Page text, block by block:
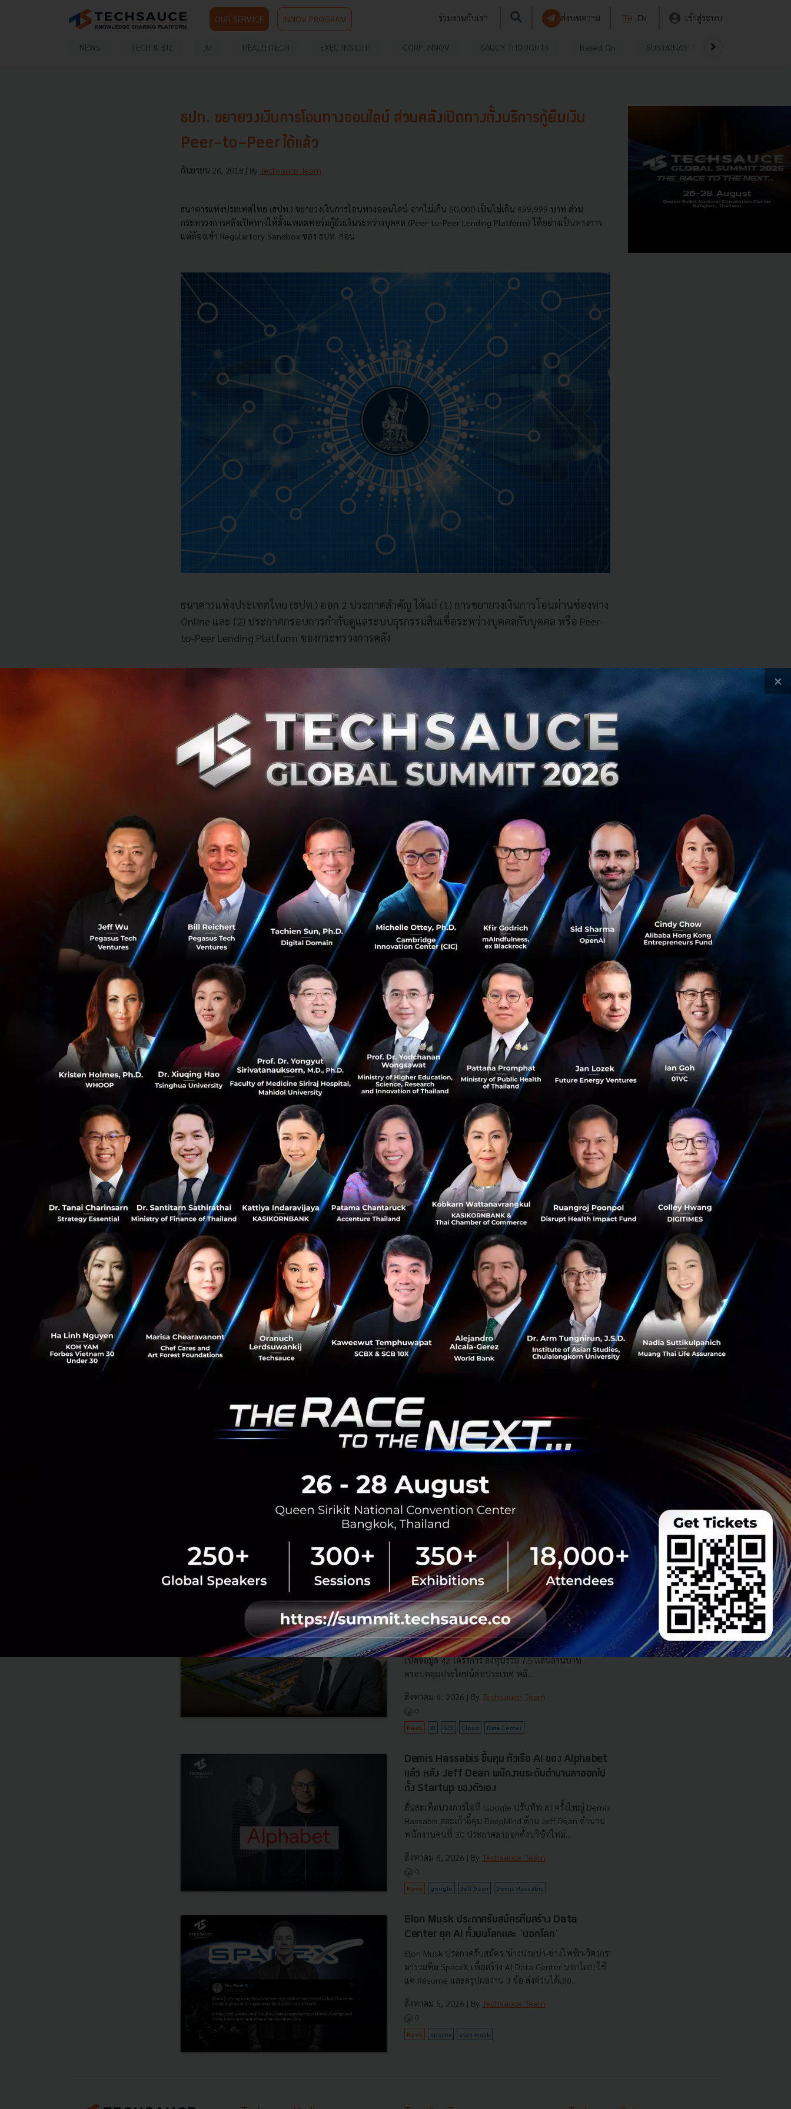
OUR SERVICE INNOV PROGRAM ร่วมงานกับเรา ส่งบทความ TH EN เข้าสู่ระบบ
NEWS TECH & BIZ AI HEALTHTECH EXEC INSIGHT CORP INNOV SAUCY THOUGHTS Based On SUSTAINABLE
0
266
ธปท. ขยายวงเงินการโอนทางออนไลน์ ส่วนคลังเปิดทางตั้งบริการกู้ยืมเงิน
Peer-to-Peer ได้แล้ว
กันยายน 26, 2018 | By Techsauce Team
ธนาคารแห่งประเทศไทย (ธปท.) ขยายวงเงินการโอนทางออนไลน์ จากไม่เกิน 50,000 เป็นไม่เกิน 699,999 บาท ส่วน
กระทรวงการคลังเปิดทางให้ตั้งแพลตฟอร์มกู้ยืมเงินระหว่างบุคคล (Peer-to-Peer Lending Platform) ได้อย่างเป็นทางการ
แต่ต้องเข้า Regulartory Sandbox ของ ธปท. ก่อน
ธนาคารแห่งประเทศไทย (ธปท.) ออก 2 ประกาศสำคัญ ได้แก่ (1) การขยายวงเงินการโอนผ่านช่องทาง
Online และ (2) ประกาศกรอบการกำกับดูแลระบบธุรกรรมสินเชื่อระหว่างบุคคลกับบุคคล หรือ Peer-
to-Peer Lending Platform ของกระทรวงการคลัง
ประกาศแรกเปิดเผยโดย คุณสิริธิดา พนมวัน ณ อยุธยา ผู้ช่วยผู้ว่าการ สายนโยบายระบบการชำระเงิน
และเทคโนโลยีทางการเงิน ธปท. เปิดเผยว่า ปัจจุบันการทำธุรกรรมโอนเงินทางอิเล็กทรอนิกส์มีปริมาณ
เพิ่มขึ้นมาก โดยอ้างอิงจากข้อมูล 2 ส่วน
การใช้งานบริการพร้อมเพย์เติบโตขึ้นอย่างต่อเนื่องเฉลี่ยร้อยละ 35 ต่อเดือน โดยเฉพาะช่วง
จากการลดค่าธรรมเนียมการโอนเงินผ่านช่องทางอิเล็กทรอนิกส์ของธนาคารพาณิชย์ต่าง ๆ
พบว่าผู้ใช้บริการส่วนใหญ่นิยมใช้โทรศัพท์เคลื่อนที่ (Mobile Device) ในการโอนเงิน โดยคิดเป็น
สัดส่วนมูลค่ากว่าร้อยละ 81 ของมูลค่าธุรกรรมทั้งหมด และมีอัตราเติบโตเฉลี่ยร้อยละ 31 ต่อ
เดือน สอดคล้องกับความนิยมในการใช้ Mobile Banking ที่เพิ่มสูงขึ้น
ทำให้ ธปท. และธนาคารพาณิชย์ผู้ให้บริการ ได้หารือร่วมกันถึงการขยายวงเงินการทำธุรกรรมโอนเงิน
ผ่านช่องทางอิเล็กทรอนิกส์ คือ Internet Banking และ Mobile Banking โดยธนาคารพาณิชย์จะทยอย
เพิ่มวงเงินสูงสุดในการโอนเงิน ตามระดับการบริหารความเสี่ยงที่เหมาะสมของแต่ละธนาคาร จาก
วงเงินเดิมที่กำหนดไว้ไม่เกิน 50,000 บาทต่อรายการ เพิ่มวงเงินเป็นไม่เกิน 699,999 บาทต่อรายการ
ตั้งแต่ต้นเดือนตุลาคม 2561 เป็นต้นไป
Photo: Techsauce
เปิดทางให้ตั้งแพลตฟอร์มกู้ยืมเงินระหว่างบุคคล แต่ต้องเข้า Sandbox ก่อน
เปิดเผยโดย คุณฤชุกร สิริโยธิน รองผู้ว่าการด้านเสถียรภาพสถาบันการเงิน ธปท. เปิดเผย
ว่ากระทรวงการคลังได้ออกประกาศ
กำหนดให้ธุรกิจระบบหรือเครือข่ายอิเล็กทรอนิกส์สำหรับธุรกรรม
สินเชื่อระหว่างบุคคลกับบุคคล (Peer-to-Peer Lending Platform) เป็นกิจการที่ต้องขออนุญาตตามข้อ
5 แห่งประกาศของคณะปฏิวัติฉบับที่ 58
โดยให้ธุรกิจ Peer-to-Peer Lending Platform ทำหน้าที่เป็นตัวกลางในการทำสัญญากู้ยืมเงินระหว่าง
ผู้ให้กู้ และผู้ขอกู้ที่เป็นบุคคลธรรมดา โดยผู้ประกอบธุรกิจต้องเป็นบริษัทหรือบริษัทมหาชนจำกัด ที่มีผู้
ถือหุ้นสัญชาติไทยไม่ต่ำกว่าร้อยละ 75 และต้องมีทุนขั้นต่า 5 ล้านบาทตลอดระยะเวลาการประกอบ
ธุรกิจ
นอกจากนี้ Platform ดังกล่าวต้องมีแนวทางการคุ้มครองผู้บริโภค และมาตรการบริหารความเสี่ยงที่
เหมาะสม เช่น กระบวนการรู้จักลูกค้า การประเมินความเหมาะสม (client suitability) ของผู้ให้กู้ และ
การประเมินระดับความเสี่ยง (Credit Rating) ของผู้ขอกู้
ธปท. จะกำหนดหลักเกณฑ์รองรับผู้ที่ประสงค์จะประกอบธุรกิจ โดยผู้สนใจสามารถติดต่อมายัง ธปท.
เพื่อขอเข้าร่วมทดสอบใน Regulatory Sandbox ของ ธปท. และเมื่อพร้อมให้บริการในวงกว้างแล้ว
ธปท. จะเสนอกระทรวงการคลังเพื่อพิจารณาให้ใบอนุญาตต่อไป
คุณฤชุกรให้เหตุผลในการเปิดทางครั้งนี้ว่า "เพื่อขยายการเข้าถึงบริการด้านสินเชื่อให้แก่ประชาชน
รายย่อยที่ประกอบธุรกิจโดยการนาเทคโนโลยีมาใช้เพื่อเพิ่มประสิทธิภาพและลดต้นทุนในการให้
บริการ สอดคล้องกับพัฒนาการทางเศรษฐกิจสังคม รวมทั้งมีการกำกับดูแลผู้ให้บริการอย่างเหมาะสม"
RELATED ARTICLE
BOI รื้อเกณฑ์ Data Center ชู 4 มิติดันไทยสู่ฮับ AI
ยั่งยืน คุมเข้มใช้พลังงาน ทรัพยากรน้ำ พร้อมตอบโจทย์
ชาติ และการจ้างงานไทย
บีโอไอขานรับระเบียบใหม่คุมดาต้าเซ็นเตอร์ตามมติ ครม.
เดินหน้ายกเครื่องเกณฑ์คัดกรองโครงการด้วย 4 มิติ พร้อม
เปิดข้อมูล 42 โครงการ ลงทุนรวม 7.5 แสนล้านบาท
ครอบคลุมประโยชน์ต่อประเทศ พลั...
สิงหาคม 6, 2026 | By Techsauce Team
0
News AI BOI Cloud Data Center
Demis Hassabis ขึ้นคุม หัวเรือ AI ของ Alphabet
แล้ว หลัง Jeff Dean พนักงานระดับตำนานลาออกไป
ตั้ง Startup ของตัวเอง
สั่นสะเทือนวงการไอที Google ปรับทัพ AI ครั้งใหญ่ Demis
Hassabis สละเก้าอี้คุม DeepMind ด้าน Jeff Dean ตำนาน
พนักงานคนที่ 30 ประกาศลาออกตั้งบริษัทใหม่...
สิงหาคม 6, 2026 | By Techsauce Team
0
News google Jeff Dean Demis Hassabis
Elon Musk ประกาศรับสมัครทีมสร้าง Data
Center ยุค AI ทั้งบนโลกและ ‘นอกโลก’
Elon Musk ประกาศรับสมัคร 'ช่างประปา-ช่างไฟฟ้า-วิศวกร'
มาร่วมทีม SpaceX เพื่อสร้าง AI Data Center นอกโลก! ใช้
แค่ Résumé และสรุปผลงาน 3 ข้อ ส่งด่วนได้เลย...
สิงหาคม 5, 2026 | By Techsauce Team
0
News spacex elon-musk
×